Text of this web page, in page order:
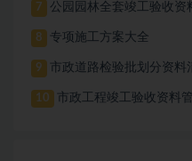
7 公园园林全套竣工验收资
8 专项施工方案大全
9 市政道路检验批划分资料
10 市政工程竣工验收资料